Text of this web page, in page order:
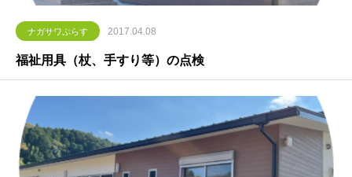
ナガサワぷらす 2017.04.08
福祉用具（杖、手すり等）の点検